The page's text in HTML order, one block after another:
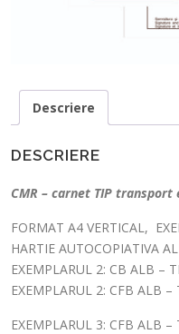
Descriere
DESCRIERE
CMR – carnet TIP
FORMAT A4 VERTICAL,
HARTIE AUTOCOPIATIVA
EXEMPLARUL 2: CB ALB –
EXEMPLARUL 2: CFB ALB –
EXEMPLARUL 3: CFB ALB –